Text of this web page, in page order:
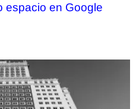
espacio en Google